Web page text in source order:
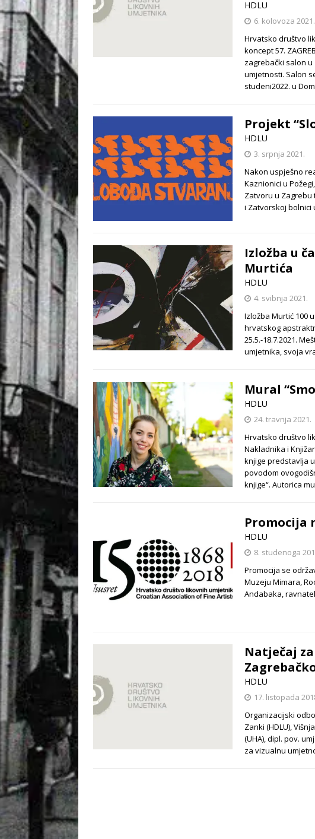
HDLU
6. kolovoza 2021.
Hrvatsko društvo
koncept 57.
zagrebački salon u
umjetnosti. Salon
studeni2022. u
Projekt
HDLU
3. srpnja 2021.
Nakon uspješno
Kaznionici u
Zatvoru u Zagrebu
i Zatvorskoj bolnici
Izložba u
Murtića
HDLU
4. svibnja 2021.
Izložba Murtić 100
hrvatskog
25.5.-18.7.2021.
umjetnika, svoja
Mural
HDLU
24. travnja 2021.
Hrvatsko društvo
Nakladnika i
knjige predstavlja
povodom
knjige“. Autorica
Promocija
HDLU
8. studenoga
Promocija se
Muzeju Mimara,
Andabaka,
Natječaj
HDLU
17. listopada
Organizacijski
Zanki (HDLU),
(UHA), dipl. pov.
za vizualnu